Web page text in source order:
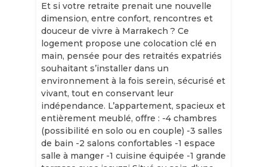
Et si votre retraite prenait une nouvelle
dimension, entre confort, rencontres et
douceur de vivre à Marrakech ? Ce
logement propose une colocation clé en
main, pensée pour des retraités expatriés
souhaitant s’installer dans un
environnement à la fois serein, sécurisé et
vivant, tout en conservant leur
indépendance. L’appartement, spacieux et
entièrement meublé, offre : -4 chambres
(possibilité en solo ou en couple) -3 salles
de bain -2 salons confortables -1 espace
salle à manger -1 cuisine équipée -1 grande